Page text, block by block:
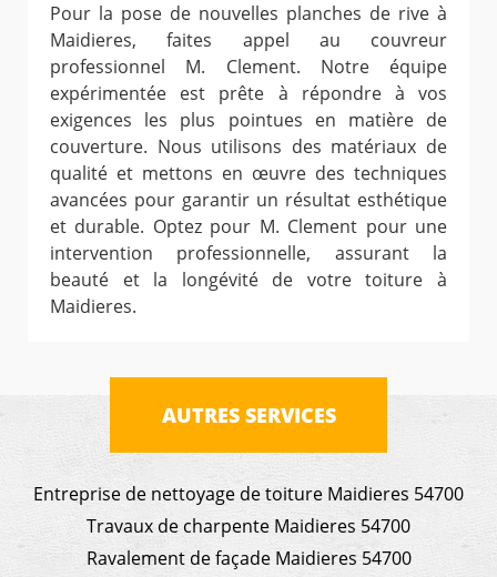
Pour la pose de nouvelles planches de rive à
Maidieres, faites appel au couvreur
professionnel M. Clement. Notre équipe
expérimentée est prête à répondre à vos
exigences les plus pointues en matière de
couverture. Nous utilisons des matériaux de
qualité et mettons en œuvre des techniques
avancées pour garantir un résultat esthétique
et durable. Optez pour M. Clement pour une
intervention professionnelle, assurant la
beauté et la longévité de votre toiture à
Maidieres.
AUTRES SERVICES
Entreprise de nettoyage de toiture Maidieres 54700
Travaux de charpente Maidieres 54700
Ravalement de façade Maidieres 54700